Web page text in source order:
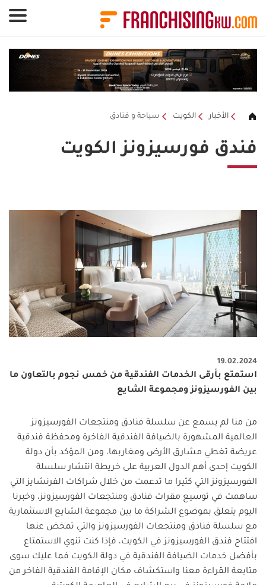
الأخبار الكويت سياحة و فنادق
فندق فورسيزونز الكويت
19.02.2024
استمتع بأرقى الخدمات الفندقية من خمس نجوم بالتعاون ما
بين الفورسيزونز ومجموعة الشايع
من منا لم يسمع عن سلسلة فنادق ومنتجعات الفورسيزونز
العالمية المشهورة بالضيافة الفندقية الفاخرة ومحفظة فندقية
عريضة تغطي مشارق الأرض ومغاربها، ومن المؤكد بأن دولة
الكويت إحدى أهم الدول العربية على خريطة انتشار سلسلة
الفورسيزونز التي كثيرا ما تدعمت من خلال شراكات الفرنشايز التي
ساهمت في توسيع مقرات فنادق ومنتجعات الفورسيزونز، وخبرنا
اليوم يتعلق بموضوع الشراكة ما بين مجموعة الشايع الاستثمارية
مع سلسلة فنادق ومنتجعات الفورسيزونز والتي تمخض عنها
افتتاح فندق الفورسيزونز في الكويت، فإذا كنت تنوي الاستمتاع
بأفضل خدمات الضيافة الفندقية في دولة الكويت فما عليك سوى
متابعة القراءة معنا واستكشاف مكان الإقامة الفندقية الفاخر من
لوحة إدارة ملفات تعريف الارتباط